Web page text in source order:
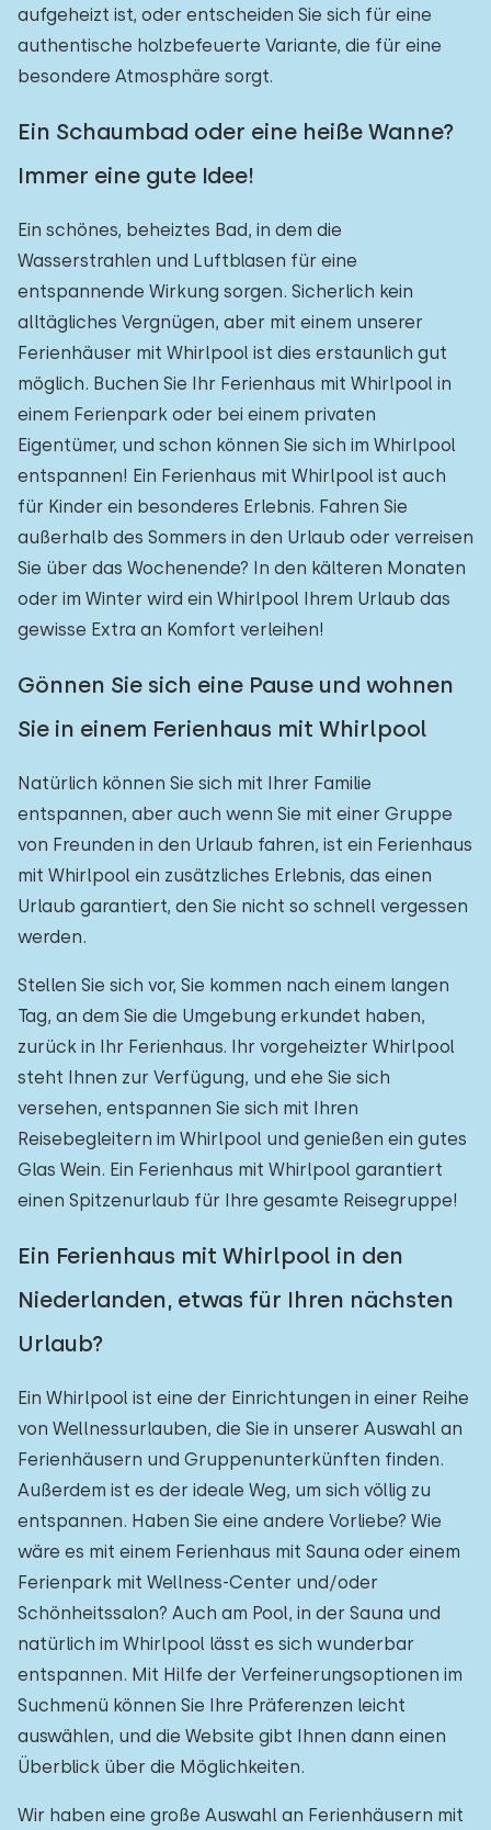
aufgeheizt ist, oder entscheiden Sie sich für eine
authentische holzbefeuerte Variante, die für eine
besondere Atmosphäre sorgt.
Ein Schaumbad oder eine heiße Wanne?
Immer eine gute Idee!
Ein schönes, beheiztes Bad, in dem die
Wasserstrahlen und Luftblasen für eine
entspannende Wirkung sorgen. Sicherlich kein
alltägliches Vergnügen, aber mit einem unserer
Ferienhäuser mit Whirlpool ist dies erstaunlich gut
möglich. Buchen Sie Ihr Ferienhaus mit Whirlpool in
einem Ferienpark oder bei einem privaten
Eigentümer, und schon können Sie sich im Whirlpool
entspannen! Ein Ferienhaus mit Whirlpool ist auch
für Kinder ein besonderes Erlebnis. Fahren Sie
außerhalb des Sommers in den Urlaub oder verreisen
Sie über das Wochenende? In den kälteren Monaten
oder im Winter wird ein Whirlpool Ihrem Urlaub das
gewisse Extra an Komfort verleihen!
Gönnen Sie sich eine Pause und wohnen
Sie in einem Ferienhaus mit Whirlpool
Natürlich können Sie sich mit Ihrer Familie
entspannen, aber auch wenn Sie mit einer Gruppe
von Freunden in den Urlaub fahren, ist ein Ferienhaus
mit Whirlpool ein zusätzliches Erlebnis, das einen
Urlaub garantiert, den Sie nicht so schnell vergessen
werden.
Stellen Sie sich vor, Sie kommen nach einem langen
Tag, an dem Sie die Umgebung erkundet haben,
zurück in Ihr Ferienhaus. Ihr vorgeheizter Whirlpool
steht Ihnen zur Verfügung, und ehe Sie sich
versehen, entspannen Sie sich mit Ihren
Reisebegleitern im Whirlpool und genießen ein gutes
Glas Wein. Ein Ferienhaus mit Whirlpool garantiert
einen Spitzenurlaub für Ihre gesamte Reisegruppe!
Ein Ferienhaus mit Whirlpool in den
Niederlanden, etwas für Ihren nächsten
Urlaub?
Ein Whirlpool ist eine der Einrichtungen in einer Reihe
von Wellnessurlauben, die Sie in unserer Auswahl an
Ferienhäusern und Gruppenunterkünften finden.
Außerdem ist es der ideale Weg, um sich völlig zu
entspannen. Haben Sie eine andere Vorliebe? Wie
wäre es mit einem Ferienhaus mit Sauna oder einem
Ferienpark mit Wellness-Center und/oder
Schönheitssalon? Auch am Pool, in der Sauna und
natürlich im Whirlpool lässt es sich wunderbar
entspannen. Mit Hilfe der Verfeinerungsoptionen im
Suchmenü können Sie Ihre Präferenzen leicht
auswählen, und die Website gibt Ihnen dann einen
Überblick über die Möglichkeiten.
Wir haben eine große Auswahl an Ferienhäusern mit